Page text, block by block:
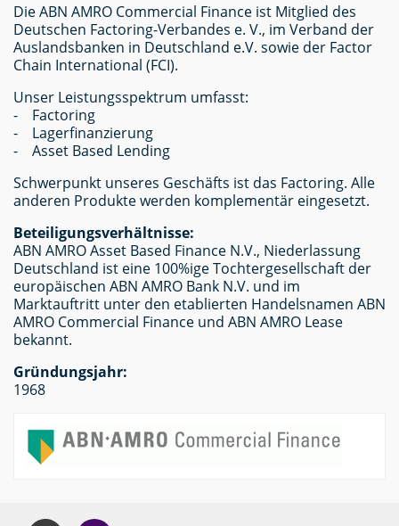
Die ABN AMRO Commercial Finance ist Mitglied des
Deutschen Factoring-Verbandes e. V., im Verband der
Auslandsbanken in Deutschland e.V. sowie der Factor
Chain International (FCI).
Unser Leistungsspektrum umfasst:
- Factoring
- Lagerfinanzierung
- Asset Based Lending
Schwerpunkt unseres Geschäfts ist das Factoring. Alle
anderen Produkte werden komplementär eingesetzt.
Beteiligungsverhältnisse:
ABN AMRO Asset Based Finance N.V., Niederlassung
Deutschland ist eine 100%ige Tochtergesellschaft der
europäischen ABN AMRO Bank N.V. und im
Marktauftritt unter den etablierten Handelsnamen ABN
AMRO Commercial Finance und ABN AMRO Lease
bekannt.
Gründungsjahr:
1968